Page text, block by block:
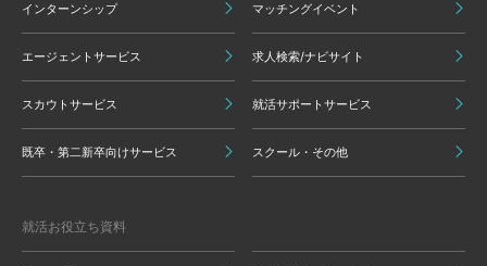
インターンシップ マッチングイベント
エージェントサービス 求人検索/ナビサイト
スカウトサービス 就活サポートサービス
既卒・第二新卒向けサービス スクール・その他
就活お役立ち資料